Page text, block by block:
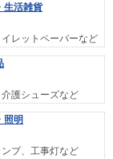
生活雑貨
レットペーパーなど
護シューズなど
照明
プ、工事灯など